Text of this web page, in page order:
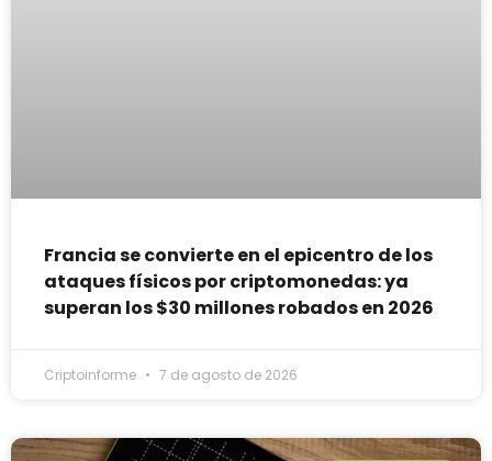
Francia se convierte en el epicentro de los
ataques físicos por criptomonedas: ya
superan los $30 millones robados en 2026
Criptoinforme 7 de agosto de 2026